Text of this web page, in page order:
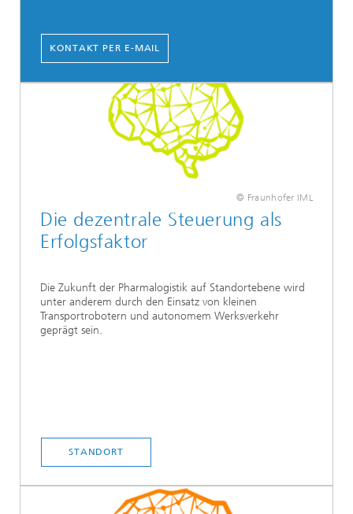
KONTAKT PER E-MAIL
© Fraunhofer IML
Die dezentrale Steuerung als
Erfolgsfaktor
Die Zukunft der Pharmalogistik auf Standortebene wird
unter anderem durch den Einsatz von kleinen
Transportrobotern und autonomem Werksverkehr
geprägt sein.
STANDORT